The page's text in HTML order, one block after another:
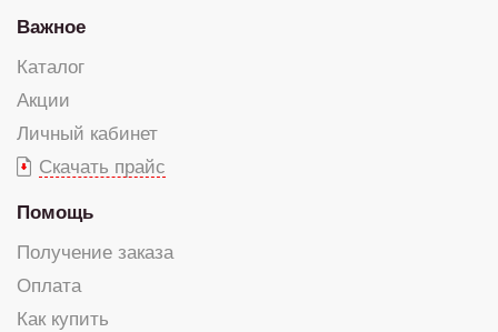
Важное
Каталог
Акции
Личный кабинет
Скачать прайс
Помощь
Получение заказа
Оплата
Как купить